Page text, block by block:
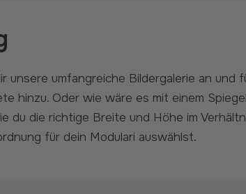
hinzu. Oder wie wäre es mit einem
du die richtige Breite und Höhe im
für dein Modulari auswählst.